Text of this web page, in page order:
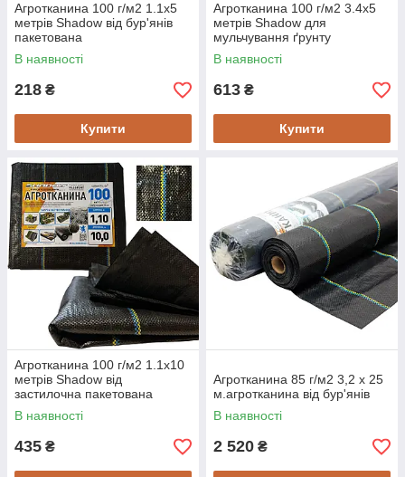
Агротканина 100 г/м2 1.1х5
метрів Shadow від бур'янів
пакетована
В наявності
218 ₴
Купити
Агротканина 100 г/м2 3.4х5
метрів Shadow для
мульчування ґрунту
В наявності
613 ₴
Купити
Агротканина 100 г/м2 1.1х10
метрів Shadow від
застилочна пакетована
В наявності
435 ₴
Агротканина 85 г/м2 3,2 х 25
м.агротканина від бур'янів
В наявності
2 520 ₴